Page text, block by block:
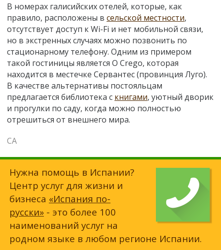
В номерах галисийских отелей, которые, как
правило, расположены в сельской местности,
отсутствует доступ к Wi-Fi и нет мобильной связи,
но в экстренных случаях можно позвонить по
стационарному телефону. Одним из примером
такой гостиницы является O Crego, которая
находится в местечке Сервантес (провинция Луго).
В качестве альтернативы постояльцам
предлагается библиотека с книгами, уютный дворик
и прогулки по саду, когда можно полностью
отрешиться от внешнего мира.
СА
Нужна помощь в Испании?
Центр услуг для жизни и
бизнеса «Испания по-
русски» - это более 100
наименований услуг на
родном языке в любом регионе Испании.